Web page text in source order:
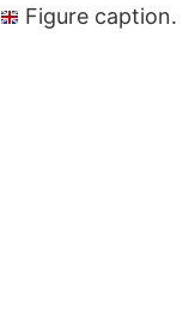
Figure caption.